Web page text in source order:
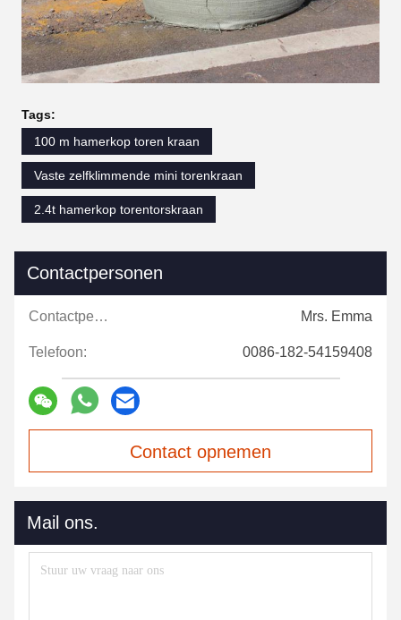
Tags:
100 m hamerkop toren kraan
Vaste zelfklimmende mini torenkraan
2.4t hamerkop torentorskraan
Contactpersonen
Contactpersonen: Mrs. Emma
Telefoon: 0086-182-54159408
Contact opnemen
Mail ons.